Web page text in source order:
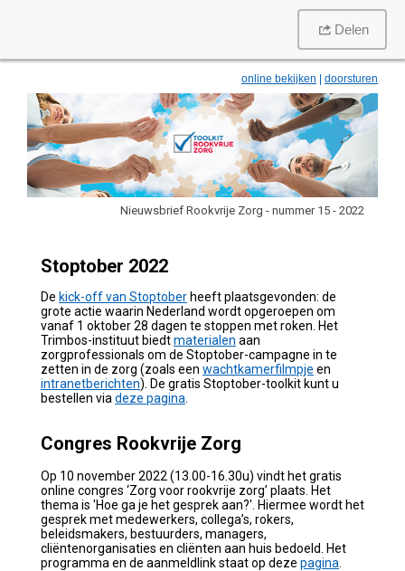
Delen
online bekijken doorsturen
Nieuwsbrief Rookvrije Zorg - nummer 15 - 2022
Stoptober 2022
De kick-off van Stoptober heeft plaatsgevonden: de
grote actie waarin Nederland wordt opgeroepen om
vanaf 1 oktober 28 dagen te stoppen met roken. Het
Trimbos-instituut biedtmaterialen aan
zorgprofessionals om de Stoptober-campagne in te
zetten in de zorg (zoals een wachtkamerfilmpje en
intranetberichten). De gratis Stoptober-toolkit kunt u
bestellen via deze pagina
Congres Rookvrije Zorg
Op 10 november 2022 (13.00-16.30u) vindt het gratis
online congres ‘Zorg voor rookvrije zorg’ plaats. Het
thema is 'Hoe ga je het gesprek aan?'. Hiermee wordt het
gesprek met medewerkers, collega’s, rokers,
beleidsmakers, bestuurders, managers,
cliëntenorganisaties en cliënten aan huis bedoeld. Het
programma en de aanmeldlink staat op deze pagina